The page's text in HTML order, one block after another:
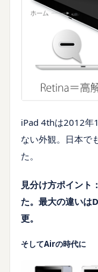
iPad 4thは2012年
ない外観。日本で
た。
見分け方ポイント
た。最大の違いは
更。
そしてAirの時代に